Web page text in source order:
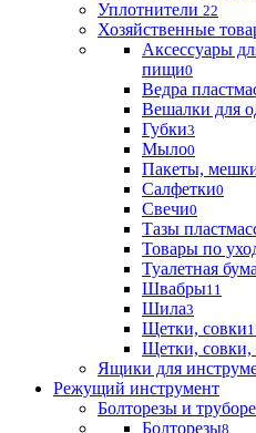
Уплотнители 22
Хозяйственные
Аксессуары
пищи0
Ведра
Вешалки для
Губки3
Мыло0
Пакеты,
Салфетки0
Свечи0
Тазы
Товары по
Туалетная
Швабры11
Шила3
Щетки, совки
Щетки, совки,
Ящики для
Режущий инструмент
Болторезы и
Болторезы8